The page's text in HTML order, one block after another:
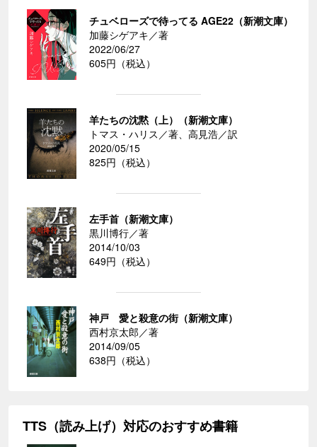
チュベローズで待ってる AGE22（新潮文庫）
加藤シゲアキ／著
2022/06/27
605円（税込）
羊たちの沈黙（上）（新潮文庫）
トマス・ハリス／著、高見浩／訳
2020/05/15
825円（税込）
左手首（新潮文庫）
黒川博行／著
2014/10/03
649円（税込）
神戸 愛と殺意の街（新潮文庫）
西村京太郎／著
2014/09/05
638円（税込）
TTS（読み上げ）対応のおすすめ書籍